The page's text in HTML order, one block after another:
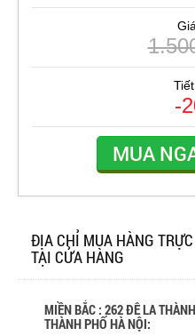
-
MUA
ĐỊA CHỈ MUA HÀNG
TẠI CỬA HÀNG
MIỀN BẮC : 262 ĐÊ LA
THÀNH PHỐ HÀ NỘI: